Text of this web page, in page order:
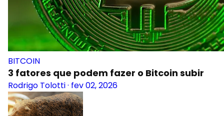
BITCOIN
3 fatores que podem fazer o Bitcoin subir
Rodrigo Tolotti· fev 02, 2026